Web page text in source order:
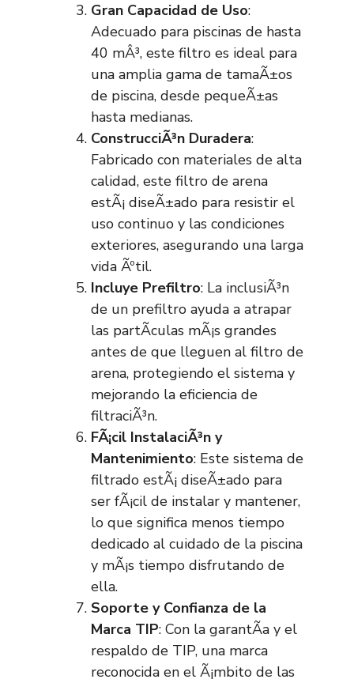
Gran Capacidad de Uso:
Adecuado para piscinas de hasta
40 mÂ³, este filtro es ideal para
una amplia gama de tamaÃ±os
de piscina, desde pequeÃ±as
hasta medianas.
ConstrucciÃ³n Duradera:
Fabricado con materiales de alta
calidad, este filtro de arena
estÃ¡ diseÃ±ado para resistir el
uso continuo y las condiciones
exteriores, asegurando una larga
vida Ãºtil.
Incluye Prefiltro: La inclusiÃ³n
de un prefiltro ayuda a atrapar
las partÃ­culas mÃ¡s grandes
antes de que lleguen al filtro de
arena, protegiendo el sistema y
mejorando la eficiencia de
filtraciÃ³n.
FÃ¡cil InstalaciÃ³n y
Mantenimiento: Este sistema de
filtrado estÃ¡ diseÃ±ado para
ser fÃ¡cil de instalar y mantener,
lo que significa menos tiempo
dedicado al cuidado de la piscina
y mÃ¡s tiempo disfrutando de
ella.
Soporte y Confianza de la
Marca TIP: Con la garantÃ­a y el
respaldo de TIP, una marca
reconocida en el Ã¡mbito de las